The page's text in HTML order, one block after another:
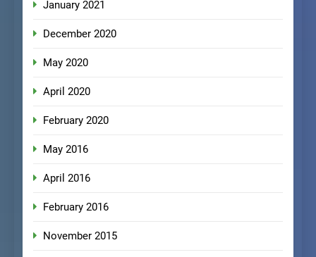
January 2021
December 2020
May 2020
April 2020
February 2020
May 2016
April 2016
February 2016
November 2015